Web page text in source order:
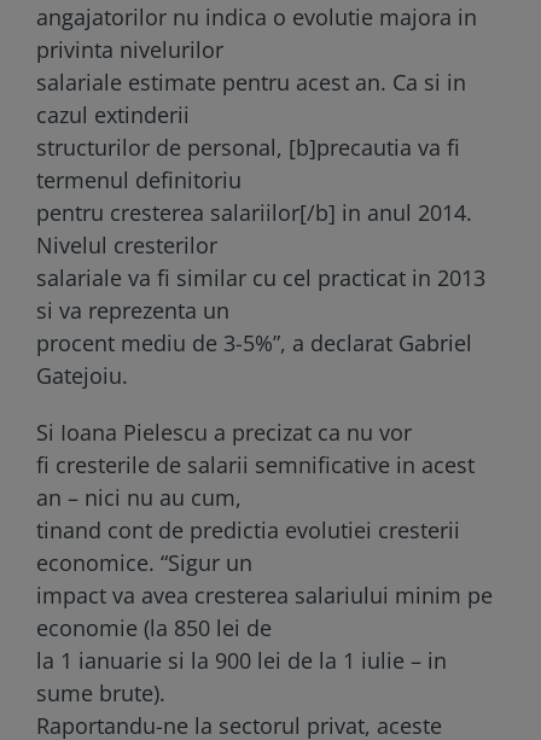
angajatorilor nu indica o evolutie majora in
privinta nivelurilor
salariale estimate pentru acest an. Ca si in
cazul extinderii
structurilor de personal, [b]precautia va fi
termenul definitoriu
pentru cresterea salariilor[/b] in anul 2014.
Nivelul cresterilor
salariale va fi similar cu cel practicat in 2013
si va reprezenta un
procent mediu de 3-5%”, a declarat Gabriel
Gatejoiu.
Si Ioana Pielescu a precizat ca nu vor
fi cresterile de salarii semnificative in acest
an – nici nu au cum,
tinand cont de predictia evolutiei cresterii
economice. “Sigur un
impact va avea cresterea salariului minim pe
economie (la 850 lei de
la 1 ianuarie si la 900 lei de la 1 iulie – in
sume brute).
Raportandu-ne la sectorul privat, aceste